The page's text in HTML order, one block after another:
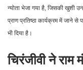
न्योता भेजा गया है, जिसकी खुशी
प्राण प्रतिष्ठा कार्यक्रम में जाने से
भी दिया है।
चिरंजीवी ने